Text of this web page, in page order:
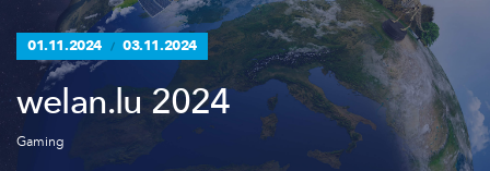
01.11.2024 / 03.11.2024
welan.lu 2024
Gaming